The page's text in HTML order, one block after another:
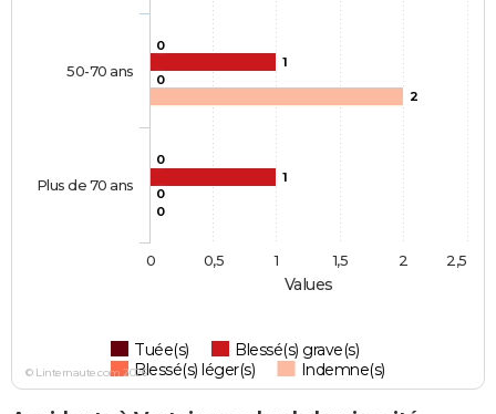
Values
0
0
1
1
0
0
2
0
Tuée(s)
Blessé(s) grave(s)
Blessé(s) léger(s)
Indemne(s)
50-70 ans
Plus de 70 ans
0 0,5 1 1,5 2 2,5
© Linternaute.com 2026